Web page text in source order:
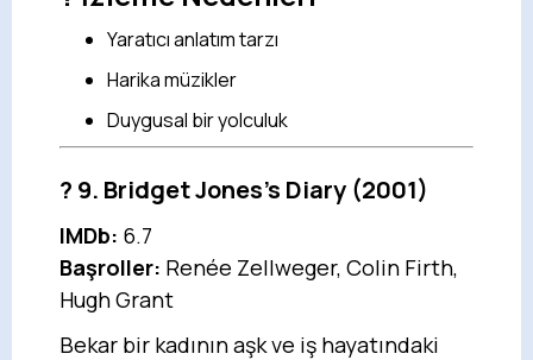
Yaratıcı anlatım tarzı
Harika müzikler
Duygusal bir yolculuk
? 9. Bridget Jones's Diary (2001)
IMDb: 6.7
Başroller: Renée Zellweger, Colin Firth,
Hugh Grant
Bekar bir kadının aşk ve iş hayatındaki